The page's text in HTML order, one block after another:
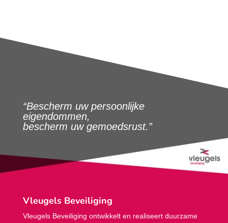
“Bescherm uw persoonlijke
eigendommen,
bescherm uw gemoedsrust.”
Vleugels Beveiliging
Vleugels Beveiliging ontwikkelt en realiseert duurzame